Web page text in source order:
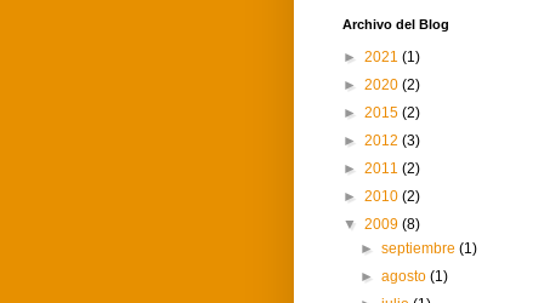
Archivo del Blog
► 2021 (1)
► 2020 (2)
► 2015 (2)
► 2012 (3)
► 2011 (2)
► 2010 (2)
▼ 2009 (8)
►septiembre(1)
►agosto(1)